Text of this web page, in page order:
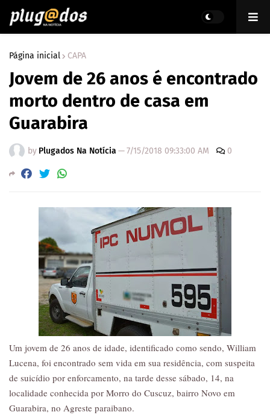
Página inicial CAPA
Jovem de 26 anos é encontrado
morto dentro de casa em
Guarabira
by Plugados Na Notícia —7/15/2018 09:33:00 AM 0
Um jovem de 26 anos de idade, identificado como sendo, William
Lucena, foi encontrado sem vida em sua residência, com suspeita
de suicídio por enforcamento, na tarde desse sábado, 14, na
localidade conhecida por Morro do Cuscuz, bairro Novo em
Guarabira, no Agreste paraibano.